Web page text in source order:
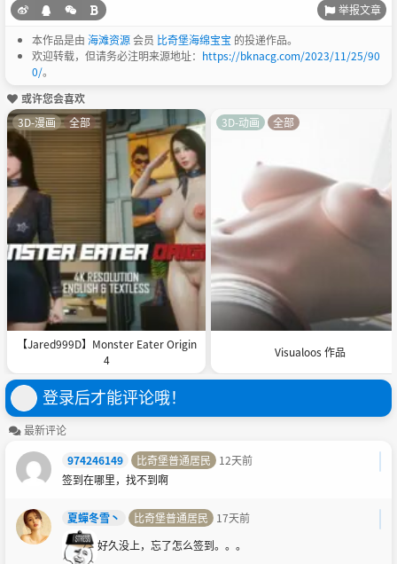
举报文章
本作品是由 海滩资源会员 比奇堡海绵宝宝 的投递作品。
欢迎转载，但请务必注明来源地址： https://bknacg.com/2023/11/25/90
0/。
或许您会喜欢
【Jared999D】Monster Eater Origin
4
3D-漫画 全部
Visualoos 作品
3D-动画 全部
登录后才能评论哦！
最新评论
974246149
比奇堡普通居民
12天前
签到在哪里，找不到啊
夏蟬冬雪丶 比奇堡普通居民
17天前
好久没上，忘了怎么签到。。。